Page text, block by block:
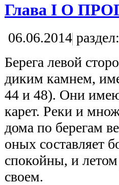
Глава I О
06.06.2014 раздел:
Берега левой
диким камнем,
44 и 48). Они
карет. Реки и
дома по берегам
оных составляет
спокойны, и
своем.